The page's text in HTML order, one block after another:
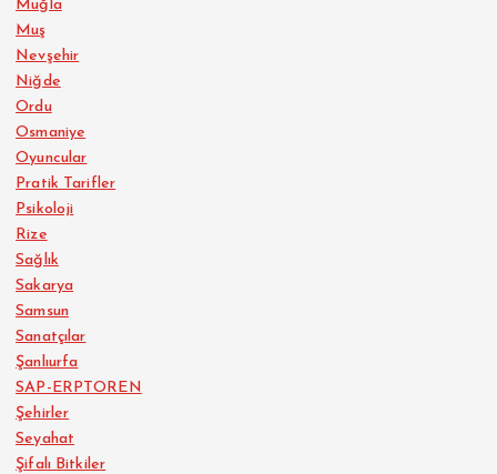
Muğla
Muş
Nevşehir
Niğde
Ordu
Osmaniye
Oyuncular
Pratik Tarifler
Psikoloji
Rize
Sağlık
Sakarya
Samsun
Sanatçılar
Şanlıurfa
SAP-ERPTOREN
Şehirler
Seyahat
Şifalı Bitkiler